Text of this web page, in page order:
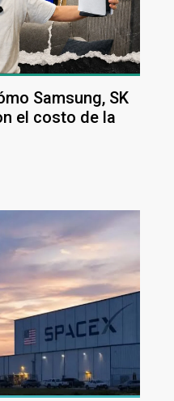
Samsung, SK
el costo de la